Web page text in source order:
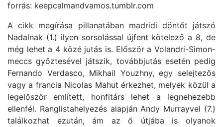
forrás: keepcalmandvamos.tumblr.com
A cikk megírása pillanatában madridi döntőt játszó
Nadalnak (1.) ilyen sorsolással újfent kötelező a 8, de
még lehet a 4 közé jutás is. Először a Volandri-Simon-
meccs győztesével játszik, továbbjutás esetén pedig
Fernando Verdasco, Mikhail Youzhny, egy selejtezős
vagy a francia Nicolas Mahut érkezhet, melyek közül a
legelőször említett, honfitárs lehet a legnehezebb
ellenfél. Ranglistahelyezés alapján Andy Murrayvel (7.)
találkozhat ezután, ám az ő útjába is olyanok